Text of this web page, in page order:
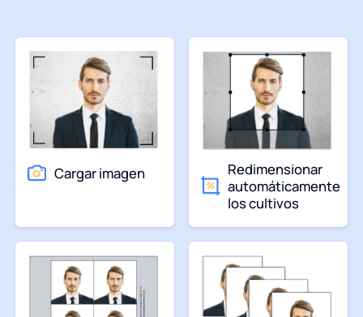
Cargar imagen
Redimensionar
automáticamente
los cultivos